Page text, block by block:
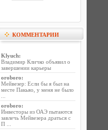
КОММЕНТАРИИ
Klyuch:
Владимир Кличко объявил о
завершении карьеры
oroboro:
Мейвезер: Если бы я был на
месте Пакьяо, у меня не было
oroboro:
Инвесторы из ОАЭ пытаются
завлечь Мейвезера драться с
П ...